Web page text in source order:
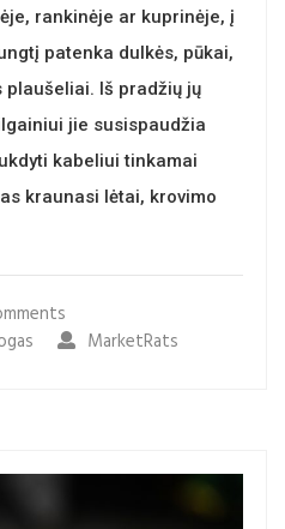
rankinėje ar kuprinėje, į
patenka dulkės, pūkai,
plaušeliai. Iš pradžių jų
jie susispaudžia
kabeliui tinkamai
kraunasi lėtai, krovimo
MarketRats